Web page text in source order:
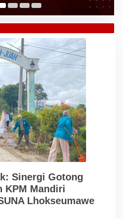
Sinergi Gotong
KPM Mandiri
Lhokseumawe